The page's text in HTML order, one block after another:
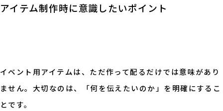
アイテム制作時に意識したいポイント
イベント用アイテムは、ただ作って配るだけでは意味があり
ません。大切なのは、「何を伝えたいのか」を明確にするこ
とです。